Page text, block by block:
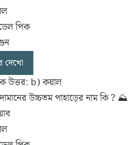
পিক
দেখো
উত্তর: b) কয়াল
উচ্চতম পাহাড়ের নাম কি ? ⛰️